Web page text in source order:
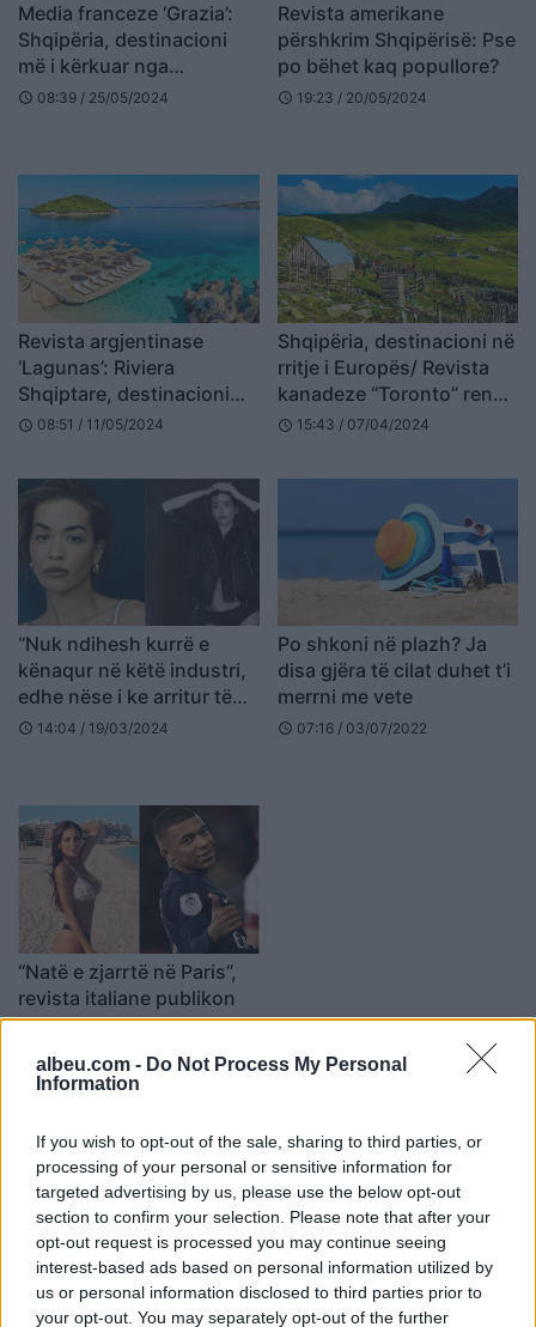
albeu.com - Do Not Process My Personal
Information
If you wish to opt-out of the sale, sharing to third parties, or
processing of your personal or sensitive information for
targeted advertising by us, please use the below opt-out
section to confirm your selection. Please note that after your
opt-out request is processed you may continue seeing
interest-based ads based on personal information utilized by
us or personal information disclosed to third parties prior to
your opt-out. You may separately opt-out of the further
Media franceze ‘Grazia’:
Shqipëria, destinacioni
më i kërkuar nga
pushuesit në 2024-n
schedule 08:39 / 25/05/2024
Revista amerikane
përshkrim Shqipërisë: Pse
po bëhet kaq popullore?
schedule 19:23 / 20/05/2024
Revista argjentinase
‘Lagunas’: Riviera
Shqiptare, destinacioni
më i ri evropian për
schedule 08:51 / 11/05/2024
Shqipëria, destinacioni në
rritje i Europës/ Revista
kanadeze “Toronto” rendit
bukuritë e natyrës
schedule 15:43 / 07/04/2024
“Nuk ndihesh kurrë e
kënaqur në këtë industri,
edhe nëse i ke arritur të
gjitha” – Rita Ora rrëfehet
schedule 14:04 / 19/03/2024
Po shkoni në plazh? Ja
disa gjëra të cilat duhet t’i
merrni me vete
schedule 07:16 / 03/07/2022
“Natë e zjarrtë në Paris”,
revista italiane publikon
bombën e rradhës:
zemrën Mbappes (FOTO
23:59 / 23/03/2021
Lamine Yamal i mbyll
hapësirat, talenti suedez drejt
largimit nga Barcelona
Video/ Tragjedi në Ceuta, i riu